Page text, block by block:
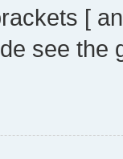
[
see